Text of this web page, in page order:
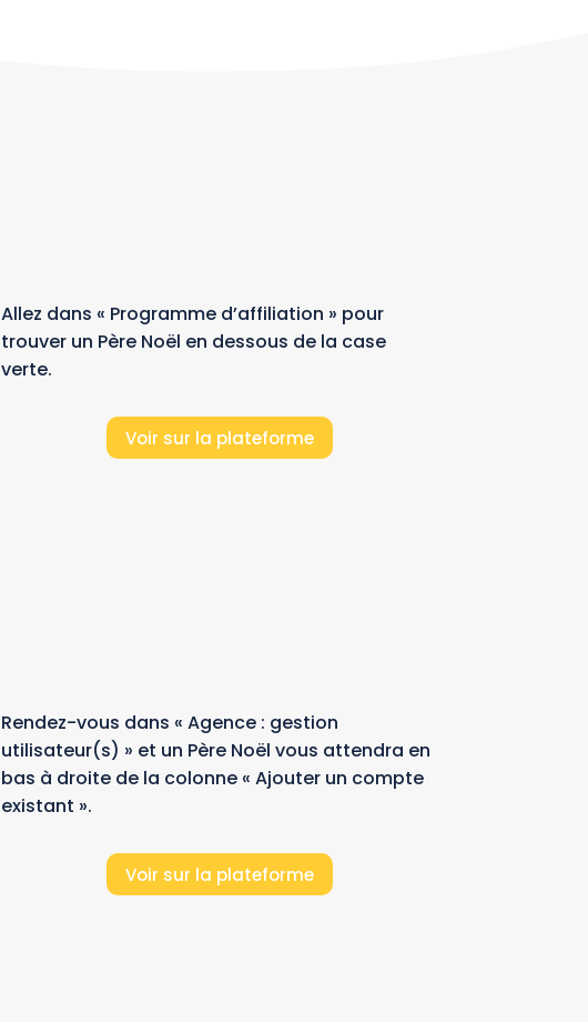
Allez dans « Programme d’affiliation » pour
trouver un Père Noël en dessous de la case
verte.
Voir sur la plateforme
Rendez-vous dans « Agence : gestion
utilisateur(s) » et un Père Noël vous attendra en
bas à droite de la colonne « Ajouter un compte
existant ».
Voir sur la plateforme